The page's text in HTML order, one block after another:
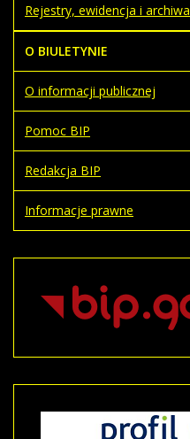
Rejestry, ewidencja i archiwa
O BIULETYNIE
O informacji publicznej
Pomoc BIP
Redakcja BIP
Informacje prawne